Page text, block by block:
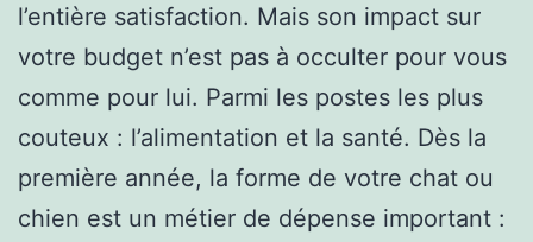
l’entière satisfaction. Mais son impact sur
votre budget n’est pas à occulter pour vous
comme pour lui. Parmi les postes les plus
couteux : l’alimentation et la santé. Dès la
première année, la forme de votre chat ou
chien est un métier de dépense important :